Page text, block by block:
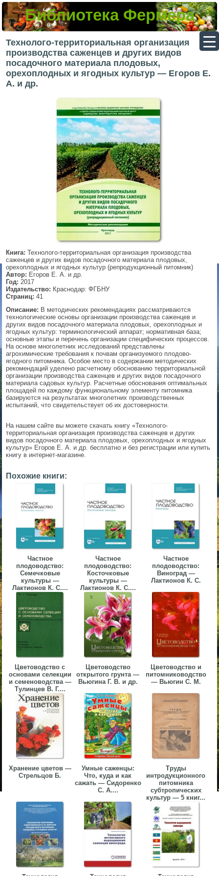
Библиотека Фермера
Технолого-территориальная организация
производства саженцев и других видов
посадочного материала плодовых,
орехоплодных и ягодных культур — Егоров Е.
А. и др.
Книга: Технолого-территориальная организация производства
саженцев и других видов посадочного материала плодовых,
орехоплодных и ягодных культур (репродукционный питомник)
Автор: Егоров Е. А. и др.
Год: 2017
Издательство: Краснодар: ФГБНУ
Страниц: 41
Описание: В методических рекомендациях рассматриваются
технологические основы организации производства саженцев и
других видов посадочного материала плодовых, орехоплодных и
ягодных культур: терминологический аппарат; нормативная база;
основные этапы и перечень организации специфических процессов.
На основе многолетних исследований представлены
агрохимические требования к почвам организуемого плодово-
ягодного питомника. Особое место в содержании методических
рекомендаций уделено расчетному обоснованию территориальной
организации производства саженцев и других видов посадочного
материала садовых культур. Расчетные обоснования оптимальных
площадей по каждому функциональному элементу питомника
базируются на результатах многолетних производственных
испытаний, что свидетельствует об их достоверности.
На нашем сайте вы можете скачать книгу «Технолого-
территориальная организация производства саженцев и других
видов посадочного материала плодовых, орехоплодных и ягодных
культур» Егоров Е. А. и др. бесплатно и без регистрации или купить
книгу в интернет-магазине.
Похожие книги:
Частное
плодоводство:
Семечковые
культуры —
Лактионов К. С....
Частное
плодоводство:
Косточковые
культуры —
Лактионов К. С....
Частное
плодоводство:
Виноград —
Лактионов К. С.
Цветоводство с
основами селекции
и семеноводства —
Тулинцев В. Г....
Цветоводство
открытого грунта —
Вьюгина Г. В. и др.
Цветоводство и
питомниководство
— Вьюгин С. М.
Хранение цветов —
Стрельцов Б.
Умные саженцы:
Что, куда и как
сажать — Сидоренко
С. А....
Труды
интродукционного
питомника
субтропических
культур — 5 книг...
▼
▼
▼
▼
▼
▼
▼